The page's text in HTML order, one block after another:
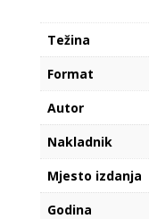
Težina
Format
Autor
Nakladnik
Mjesto izdanja
Godina